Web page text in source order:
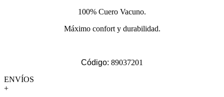
100% Cuero Vacuno.
Máximo confort y durabilidad.
Código: 89037201
ENVÍOS
+